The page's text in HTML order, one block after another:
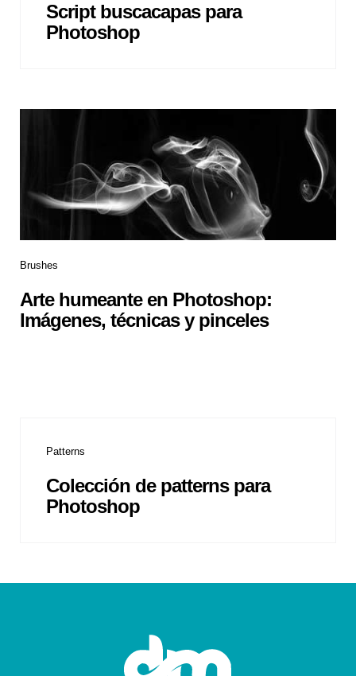
Script buscacapas para
Photoshop
Brushes
Arte humeante en Photoshop:
Imágenes, técnicas y pinceles
Patterns
Colección de patterns para
Photoshop